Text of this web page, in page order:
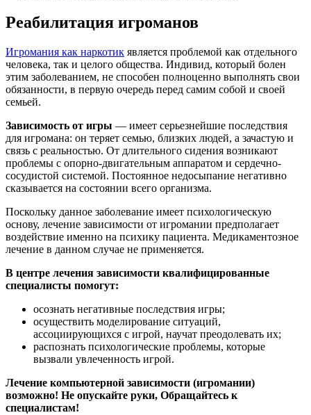
Реабилитация игроманов
Игромания как наркотик является проблемой как отдельного
человека, так и целого общества. Индивид, который болен
этим заболеванием, не способен полноценно выполнять свои
обязанности, в первую очередь перед самим собой и своей
семьей.
Зависимость от игры — имеет серьезнейшие последствия
для игромана: он теряет семью, близких людей, а зачастую и
связь с реальностью. От длительного сидения возникают
проблемы с опорно-двигательным аппаратом и сердечно-
сосудистой системой. Постоянное недосыпание негативно
сказывается на состоянии всего организма.
Поскольку данное заболевание имеет психологическую
основу, лечение зависимости от игромании предполагает
воздействие именно на психику пациента. Медикаментозное
лечение в данном случае не применяется.
В центре лечения зависимости квалифицированные
специалисты помогут:
осознать негативные последствия игры;
осуществить моделирование ситуаций,
ассоциирующихся с игрой, научат преодолевать их;
распознать психологические проблемы, которые
вызвали увлеченность игрой.
Лечение компьютерной зависимости (игромании)
возможно! Не опускайте руки, Обращайтесь к
специалистам!